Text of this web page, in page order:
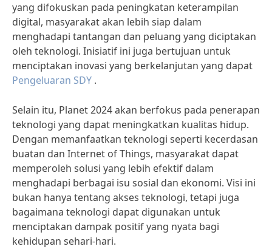
yang difokuskan pada peningkatan keterampilan
digital, masyarakat akan lebih siap dalam
menghadapi tantangan dan peluang yang diciptakan
oleh teknologi. Inisiatif ini juga bertujuan untuk
menciptakan inovasi yang berkelanjutan yang dapat
Pengeluaran SDY .
Selain itu, Planet 2024 akan berfokus pada penerapan
teknologi yang dapat meningkatkan kualitas hidup.
Dengan memanfaatkan teknologi seperti kecerdasan
buatan dan Internet of Things, masyarakat dapat
memperoleh solusi yang lebih efektif dalam
menghadapi berbagai isu sosial dan ekonomi. Visi ini
bukan hanya tentang akses teknologi, tetapi juga
bagaimana teknologi dapat digunakan untuk
menciptakan dampak positif yang nyata bagi
kehidupan sehari-hari.